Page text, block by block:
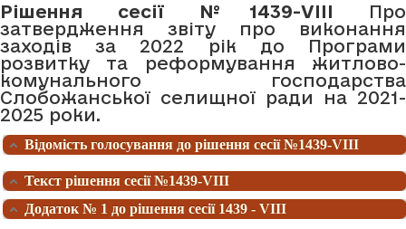
Рішення сесії №1439-VIII Про
затвердження звіту про виконання
заходів за 2022 рік до Програми
розвитку та реформування житлово-
комунального господарства
Слобожанської селищної ради на 2021-
2025 роки.
Відомість голосування до рішення сесії №1439-VIII
Текст рішення сесії №1439-VIII
Додаток № 1 до рішення сесії 1439 - VIII